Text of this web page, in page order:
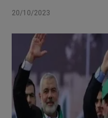
20/10/2023